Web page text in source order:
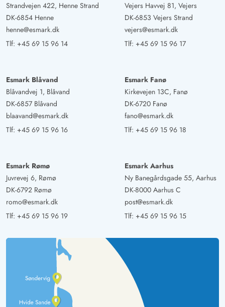
Strandvejen 422, Henne Strand
DK-6854 Henne
henne@esmark.dk
Tlf: +45 69 15 96 14
Vejers Havvej 81, Vejers
DK-6853 Vejers Strand
vejers@esmark.dk
Tlf: +45 69 15 96 17
Esmark Blåvand
Blåvandvej 1, Blåvand
DK-6857 Blåvand
blaavand@esmark.dk
Tlf: +45 69 15 96 16
Esmark Fanø
Kirkevejen 13C, Fanø
DK-6720 Fanø
fano@esmark.dk
Tlf: +45 69 15 96 18
Esmark Rømø
Juvrevej 6, Rømø
DK-6792 Rømø
romo@esmark.dk
Tlf: +45 69 15 96 19
Esmark Aarhus
Ny Banegårdsgade 55, Aarhus
DK-8000 Aarhus C
post@esmark.dk
Tlf: +45 69 15 96 15